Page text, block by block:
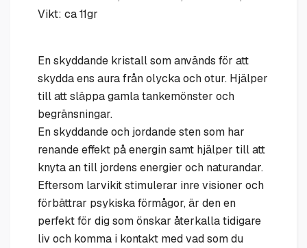
Vikt: ca 11gr
En skyddande kristall som används för att
skydda ens aura från olycka och otur. Hjälper
till att släppa gamla tankemönster och
begränsningar.
En skyddande och jordande sten som har
renande effekt på energin samt hjälper till att
knyta an till jordens energier och naturandar.
Eftersom larvikit stimulerar inre visioner och
förbättrar psykiska förmågor, är den en
perfekt för dig som önskar återkalla tidigare
liv och komma i kontakt med vad som du